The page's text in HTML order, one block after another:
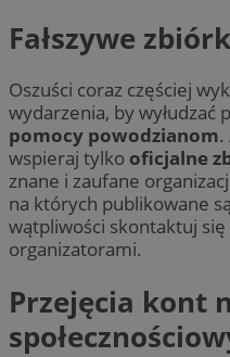
Fałszywe
Oszuści coraz częściej
wydarzenia, by
pomocy powodzianom.
wspieraj tylko oficjalne
znane i zaufane
na których publikowane
wątpliwości skontaktuj
organizatorami.
Przejęcia kont